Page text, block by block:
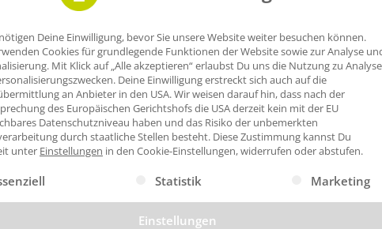
Federwald
ab133,03€ /Stk.
Damen Regenjacke
ab63,67€ /Stk.
Deine Einwilligung, bevor Sie unsere Website weiter besuchen können.
Cookies für grundlegende Funktionen der Website sowie zur Analyse
Mit Klick auf „Alle akzeptieren“ erlaubst Du uns die Nutzung zu
Deine Einwilligung erstreckt sich auch auf die
an Anbieter in den USA. Wir weisen darauf hin, dass nach der
des Europäischen Gerichtshofs die USA derzeit kein mit der EU
Datenschutzniveau haben und das Risiko der unbemerkten
durch staatliche Stellen besteht. Diese Zustimmung kannst Du
unter Einstellungen in den Cookie-Einstellungen, widerrufen oder abstufen.
eine Liste der Service-Gruppen, für die eine Einwilligung erteilt
Statistik Marketing
Einstellungen